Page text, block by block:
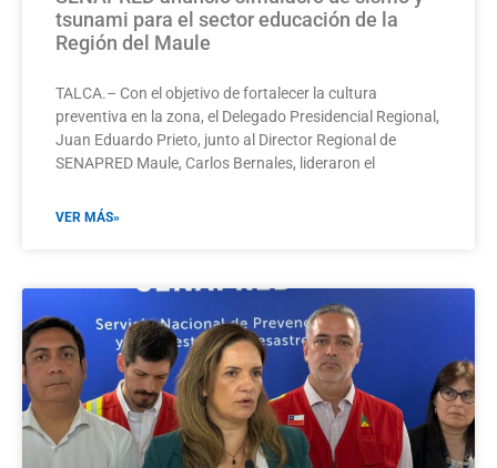
tsunami para el sector educación de la
Región del Maule
TALCA.– Con el objetivo de fortalecer la cultura
preventiva en la zona, el Delegado Presidencial Regional,
Juan Eduardo Prieto, junto al Director Regional de
SENAPRED Maule, Carlos Bernales, lideraron el
VER MÁS»